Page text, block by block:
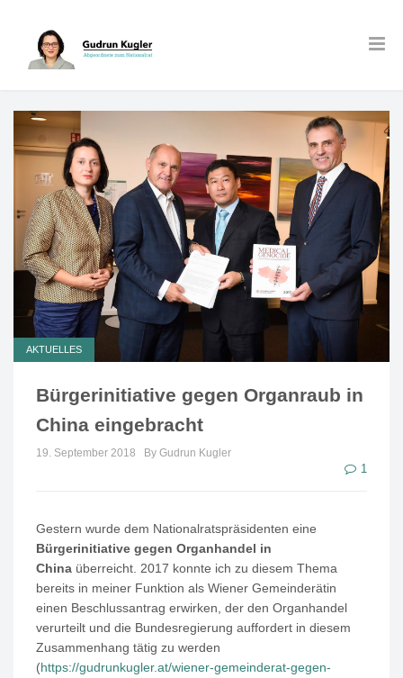
AKTUELLES
Bürgerinitiative gegen Organraub in
China eingebracht
19. September 2018 By Gudrun Kugler
1
Gestern wurde dem Nationalratspräsidenten eine
Bürgerinitiative gegen Organhandel in
China überreicht. 2017 konnte ich zu diesem Thema
bereits in meiner Funktion als Wiener Gemeinderätin
einen Beschlussantrag erwirken, der den Organhandel
verurteilt und die Bundesregierung auffordert in diesem
Zusammenhang tätig zu werden
(https://gudrunkugler.at/wiener-gemeinderat-gegen-